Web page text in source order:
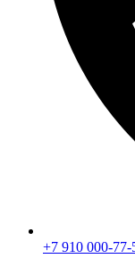
+7 910 000-77-